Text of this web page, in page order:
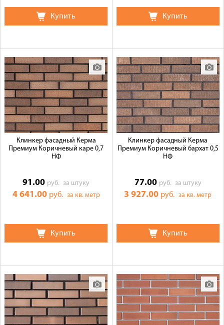
Купить Купить
Клинкер фасадный Керма
Премиум Коричневый каре 0,7
НФ
91.00 руб.за штуку
4 641.00 руб. за кв. метр
Купить
Клинкер фасадный Керма
Премиум Коричневый бархат 0,5
НФ
77.00 руб. за штуку
3 927.00 руб.за кв. метр
Купить